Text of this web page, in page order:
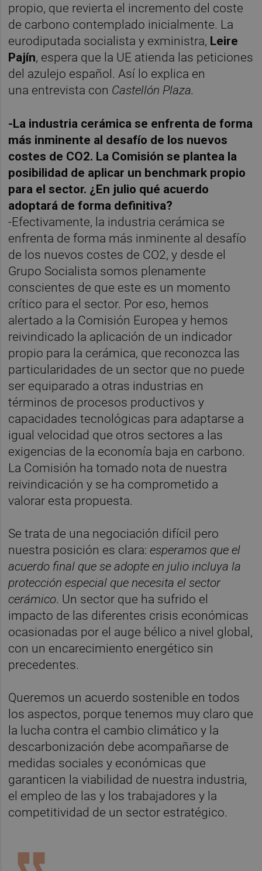
propio, que revierta el incremento del coste
de carbono contemplado inicialmente. La
eurodiputada socialista y exministra, Leire
Pajín, espera que la UE atienda las peticiones
del azulejo español. Así lo explica en
una entrevista con Castellón Plaza.
-La industria cerámica se enfrenta de forma
más inminente al desafío de los nuevos
costes de CO2. La Comisión se plantea la
posibilidad de aplicar un benchmark propio
para el sector. ¿En julio qué acuerdo
adoptará de forma definitiva?
-Efectivamente, la industria cerámica se
enfrenta de forma más inminente al desafío
de los nuevos costes de CO2, y desde el
Grupo Socialista somos plenamente
conscientes de que este es un momento
crítico para el sector. Por eso, hemos
alertado a la Comisión Europea y hemos
reivindicado la aplicación de un indicador
propio para la cerámica, que reconozca las
particularidades de un sector que no puede
ser equiparado a otras industrias en
términos de procesos productivos y
capacidades tecnológicas para adaptarse a
igual velocidad que otros sectores a las
exigencias de la economía baja en carbono.
La Comisión ha tomado nota de nuestra
reivindicación y se ha comprometido a
valorar esta propuesta.
Se trata de una negociación difícil pero
nuestra posición es clara:esperamos que el
acuerdo final que se adopte en julio incluya la
protección especial que necesita el sector
cerámico. Un sector que ha sufrido el
impacto de las diferentes crisis económicas
ocasionadas por el auge bélico a nivel global,
con un encarecimiento energético sin
precedentes.
Queremos un acuerdo sostenible en todos
los aspectos, porque tenemos muy claro que
la lucha contra el cambio climático y la
descarbonización debe acompañarse de
medidas sociales y económicas que
garanticen la viabilidad de nuestra industria,
el empleo de las y los trabajadores y la
competitividad de un sector estratégico.